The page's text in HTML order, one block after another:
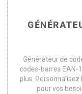
Générateur de
codes-barres EAN-
plus.
pour vos